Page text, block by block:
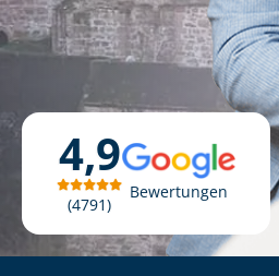
4,9
4791
Bewertungen